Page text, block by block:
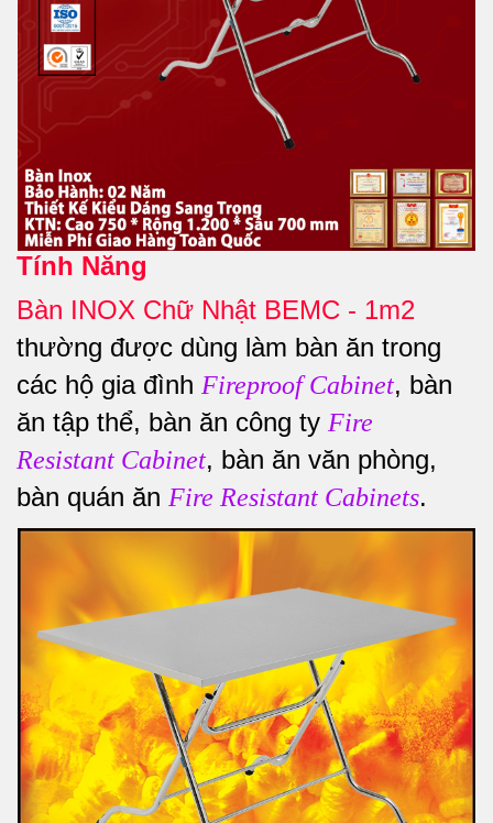
Tính Năng
Bàn INOX Chữ Nhật BEMC - 1m2
thường được dùng làm bàn ăn trong
các hộ gia đình Fireproof Cabinet, bàn
ăn tập thể, bàn ăn công ty Fire
Resistant Cabinet, bàn ăn văn phòng,
bàn quán ăn Fire Resistant Cabinets.